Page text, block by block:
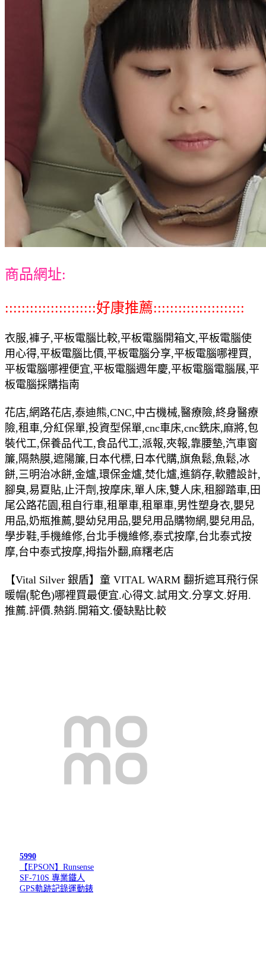
商品網址:
::::::::::::::::::::::好康推薦::::::::::::::::::::::
衣服,褲子,平板電腦比較,平板電腦開箱文,平板電腦使
用心得,平板電腦比價,平板電腦分享,平板電腦哪裡買,
平板電腦哪裡便宜,平板電腦週年慶,平板電腦電腦展,平
板電腦採購指南
花店,網路花店,泰迪熊,CNC,中古機械,醫療險,終身醫療
險,租車,分紅保單,投資型保單,cnc車床,cnc銑床,麻將,包
裝代工,保養品代工,食品代工,派報,夾報,靠腰墊,汽車窗
簾,隔熱膜,遮陽簾,日本代標,日本代購,旗魚鬆,魚鬆,冰
餅,三明治冰餅,金爐,環保金爐,焚化爐,進銷存,軟體設計,
腳臭,易夏貼,止汗劑,按摩床,單人床,雙人床,租腳踏車,田
尾公路花園,租自行車,租單車,租單車,男性塑身衣,嬰兒
用品,奶瓶推薦,嬰幼兒用品,嬰兒用品購物網,嬰兒用品,
學步鞋,手機維修,台北手機維修,泰式按摩,台北泰式按
摩,台中泰式按摩,拇指外翻,麻糬老店
【Vital Silver 銀盾】童 VITAL WARM 翻折遮耳飛行保
暖帽(駝色)哪裡買最便宜.心得文.試用文.分享文.好用.
推薦.評價.熱銷.開箱文.優缺點比較
5990
【EPSON】Runsense
SF-710S 專業鐵人
GPS軌跡記錄運動錶